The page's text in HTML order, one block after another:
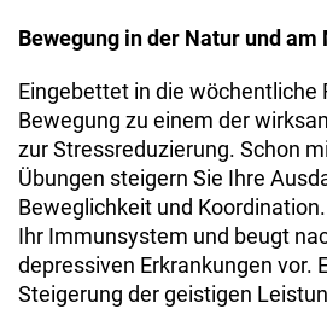
Bewegung in der Natur und am
Eingebettet in die wöchentliche
Bewegung zu einem der
zur Stressreduzierung. Schon
Übungen steigern Sie Ihre
Beweglichkeit und
Ihr Immunsystem und beugt
depressiven Erkrankungen vor.
Steigerung der geistigen